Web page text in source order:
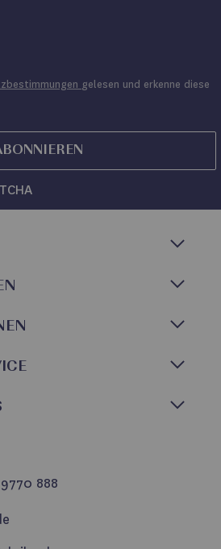
gelesen und erkenne diese
888